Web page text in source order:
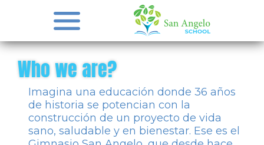
Who we are?
Imagina una educación donde 36 años
de historia se potencian con la
construcción de un proyecto de vida
sano, saludable y en bienestar. Ese es el